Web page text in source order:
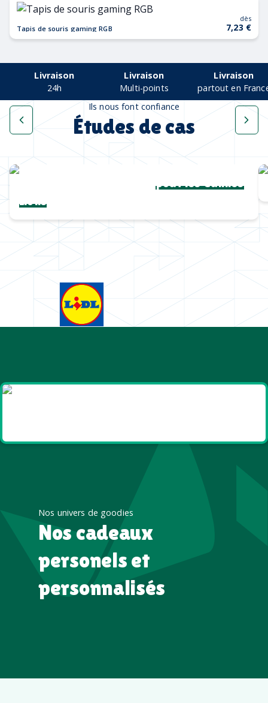
Tapis de souris gaming RGB
dès
7,23 €
Livraison
24h
Livraison
Multi-points
Livraison
partout en
Ils nous font confiance
Études de cas
Une collection complètepour les Cannes
Lions
Nos univers de goodies
Nos cadeaux
personels et
personnalisés